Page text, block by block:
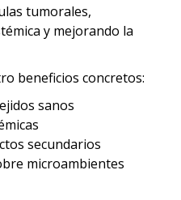
tumorales,
y mejorando la
beneficios concretos:
sanos
secundarios
microambientes